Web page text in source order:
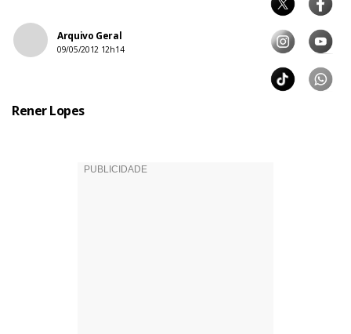
Arquivo Geral
09/05/2012 12h14
Rener Lopes